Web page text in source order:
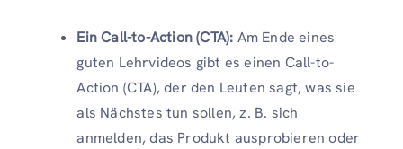
Ein Call-to-Action (CTA): Am Ende eines
guten Lehrvideos gibt es einen Call-to-
Action (CTA), der den Leuten sagt, was sie
als Nächstes tun sollen, z. B. sich
anmelden, das Produkt ausprobieren oder